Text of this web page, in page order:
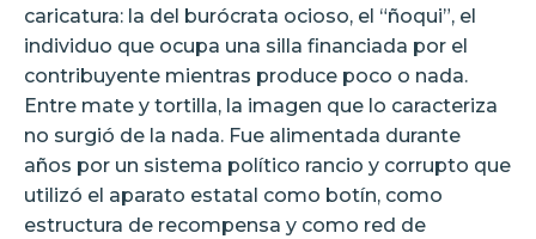
caricatura: la del burócrata ocioso, el “ñoqui”, el
individuo que ocupa una silla financiada por el
contribuyente mientras produce poco o nada.
Entre mate y tortilla, la imagen que lo caracteriza
no surgió de la nada. Fue alimentada durante
años por un sistema político rancio y corrupto que
utilizó el aparato estatal como botín, como
estructura de recompensa y como red de